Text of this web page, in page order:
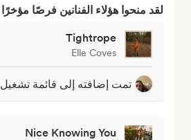
لقد منحوا هؤلاء الفنانين فرصًا مؤخرًا
Tightrope
Elle Coves
تمت إضافته إلى قائمة تشغيل
Nice Knowing You